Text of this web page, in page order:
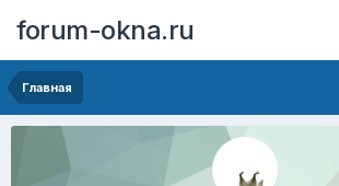
forum-okna.ru
Главная